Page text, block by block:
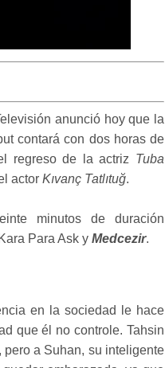
anunció hoy que la
contará con dos horas de
regreso de la actriz Tuba
actor Kıvanç Tatlıtuğ.
minutos de duración
Para Ask y Medcezir.
en la sociedad le hace
que él no controle. Tahsin
a Suhan, su inteligente